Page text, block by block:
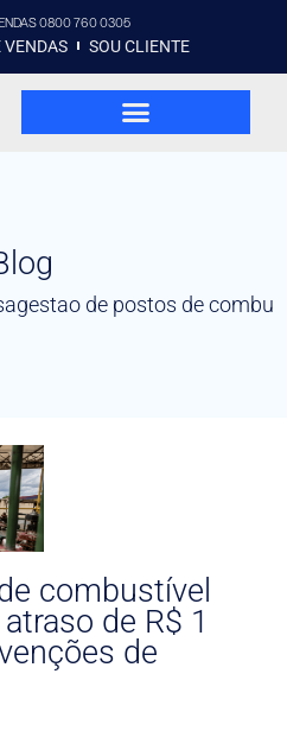
0800 760 0305
VENDAS SOU CLIENTE
de postos de combu
combustível
de R$ 1
de